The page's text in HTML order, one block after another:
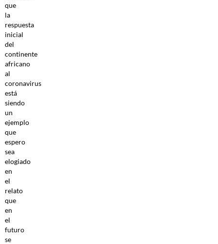
que
la
respuesta
inicial
del
continente
africano
al
coronavirus
está
siendo
un
ejemplo
que
espero
sea
elogiado
en
el
relato
que
en
el
futuro
se